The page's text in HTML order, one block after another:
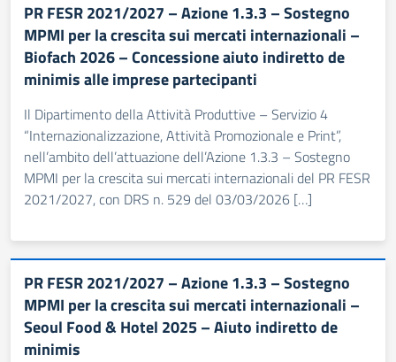
PR FESR 2021/2027 – Azione 1.3.3 – Sostegno
MPMI per la crescita sui mercati internazionali –
Biofach 2026 – Concessione aiuto indiretto de
minimis alle imprese partecipanti
Il Dipartimento della Attività Produttive – Servizio 4
“Internazionalizzazione, Attività Promozionale e Print”,
nell’ambito dell’attuazione dell’Azione 1.3.3 – Sostegno
MPMI per la crescita sui mercati internazionali del PR FESR
2021/2027, con DRS n. 529 del 03/03/2026 […]
PR FESR 2021/2027 – Azione 1.3.3 – Sostegno
MPMI per la crescita sui mercati internazionali –
Seoul Food & Hotel 2025 – Aiuto indiretto de
minimis